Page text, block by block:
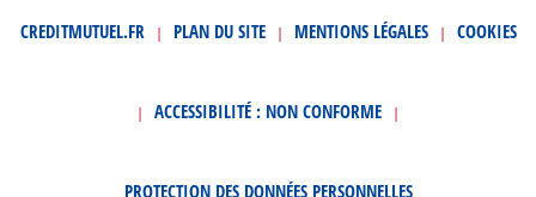
CREDITMUTUEL.FR | PLAN DU SITE | MENTIONS LÉGALES | COOKIES
| ACCESSIBILITÉ : NON CONFORME |
PROTECTION DES DONNÉES PERSONNELLES